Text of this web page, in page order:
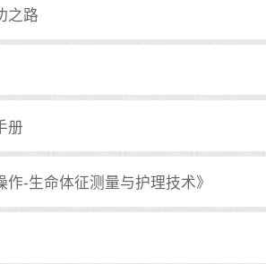
之路
册
作-生命体征测量与护理技术》